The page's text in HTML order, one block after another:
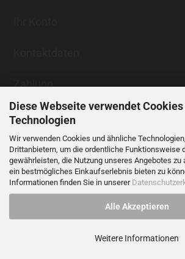
Diese Webseite verwendet
Technologien
Wir verwenden Cookies und ähnliche
Drittanbietern, um die ordentliche Funktionsweise
gewährleisten, die Nutzung unseres Angebotes zu
ein bestmögliches Einkaufserlebnis bieten zu
Informationen finden Sie in unserer
Alle Akzeptieren
Weitere Informationen
Zahlung
Vertrag widerrufen